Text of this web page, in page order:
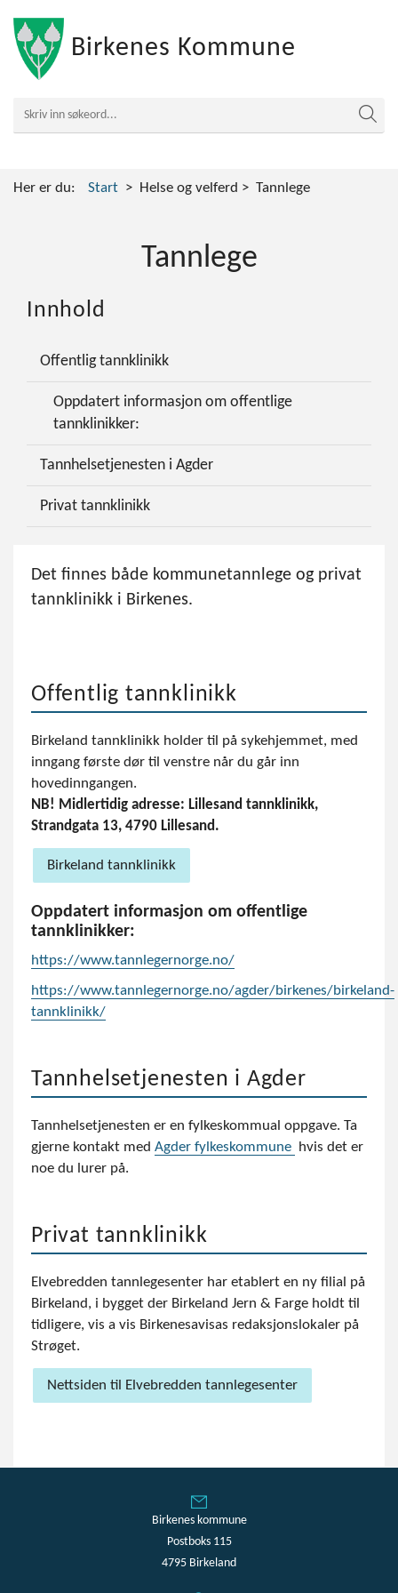
Birkenes Kommune
Her er du: Start Helse og velferd Tannlege
Tannlege
Innhold
Offentlig tannklinikk
Oppdatert informasjon om offentlige
tannklinikker:
Tannhelsetjenesten i Agder
Privat tannklinikk
Det finnes både kommunetannlege og privat
tannklinikk i Birkenes.
Offentlig tannklinikk
Birkeland tannklinikk holder til på sykehjemmet, med
inngang første dør til venstre når du går inn
hovedinngangen.
NB! Midlertidig adresse: Lillesand tannklinikk,
Strandgata 13, 4790 Lillesand.
Birkeland tannklinikk
Oppdatert informasjon om offentlige
tannklinikker:
https://www.tannlegernorge.no/
https://www.tannlegernorge.no/agder/birkenes/birkeland-
tannklinikk/
Tannhelsetjenesten i Agder
Tannhelsetjenesten er en fylkeskommual oppgave. Ta
gjerne kontakt med Agder fylkeskommune hvis det er
noe du lurer på.
Privat tannklinikk
Elvebredden tannlegesenter har etablert en ny filial på
Birkeland, i bygget der Birkeland Jern & Farge holdt til
tidligere, vis a vis Birkenesavisas redaksjonslokaler på
Strøget.
Nettsiden til Elvebredden tannlegesenter
Birkenes kommune
Postboks 115
4795 Birkeland